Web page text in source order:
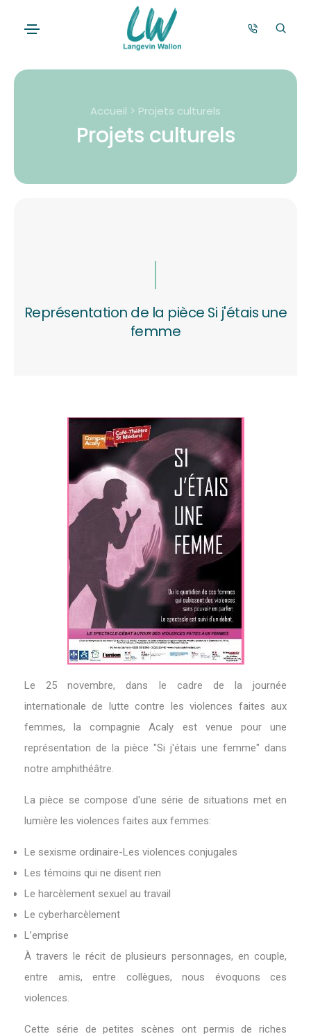
Accueil > Projets culturels
Projets culturels
Représentation de la pièce Si j'étais une
femme
Le 25 novembre, dans le cadre de la journée
internationale de lutte contre les violences faites aux
femmes, la compagnie Acaly est venue pour une
représentation de la pièce "Si j'étais une femme" dans
notre amphithéâtre.
La pièce se compose d'une série de situations met en
lumière les violences faites aux femmes:
Le sexisme ordinaire-Les violences conjugales
Les témoins qui ne disent rien
Le harcèlement sexuel au travail
Le cyberharcèlement
L’emprise
À travers le récit de plusieurs personnages, en couple,
entre amis, entre collègues, nous évoquons ces
violences.
Cette série de petites scènes ont permis de riches